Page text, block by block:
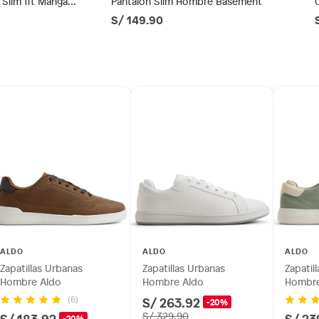
tecnología, línea blanca, colchones, muebles,
S/ 149.90
ALDO
Zapatillas Urbanas
Hombre Aldo
(6)
ALDO
Zapatillas Urbanas
Hombre Aldo
S/ 263.92 -20%
S/ 329.90
ALDO